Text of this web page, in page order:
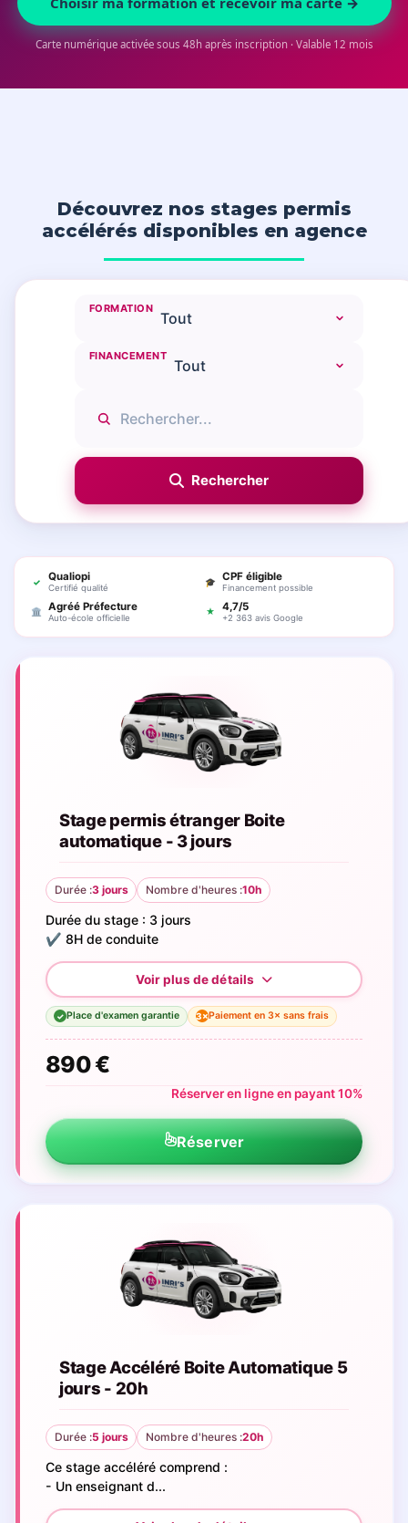
Carte numérique activée sous 48h après inscription · Valable 12 mois
Découvrez nos stages permis
accélérés disponibles en agence
FORMATION
FINANCEMENT
✓ Qualiopi
Certifié qualité
🎓 CPF éligible
Financement possible
🏛 Agréé Préfecture
Auto-école officielle
★ 4,7/5
+2 363 avis Google
Stage permis étranger Boite
automatique - 3 jours
Durée :3 jours Nombre d'heures :10h
Durée du stage : 3 jours
✔️ 8H de conduite
✓ Place d'examen garantie 3×Paiement en 3× sans frais
890 €
Réserver en ligne en payant 10%
Réserver
Stage Accéléré Boite Automatique 5
jours - 20h
Durée :5 jours Nombre d'heures :20h
Ce stage accéléré comprend :
- Un enseignant d...